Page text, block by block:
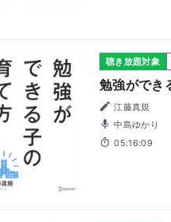
聴き放題対象
勉強ができ
江藤真規
中島ゆかり
05:16:09